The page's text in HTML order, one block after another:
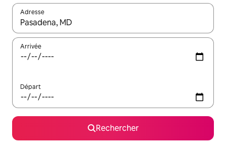
Adresse
Lorsque les résultats s'affichent, utilisez les flèches vers le
Arrivée
Départ
Rechercher